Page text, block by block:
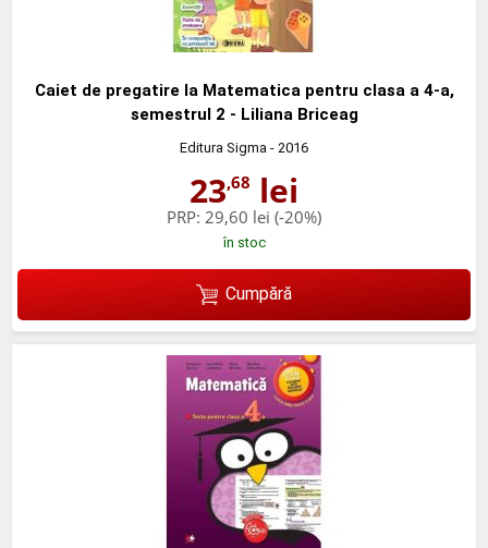
Caiet de pregatire la Matematica pentru clasa a 4-a,
semestrul 2 - Liliana Briceag
Editura Sigma - 2016
23,68 lei
PRP: 29,60 lei (-20%)
în stoc
Cumpără